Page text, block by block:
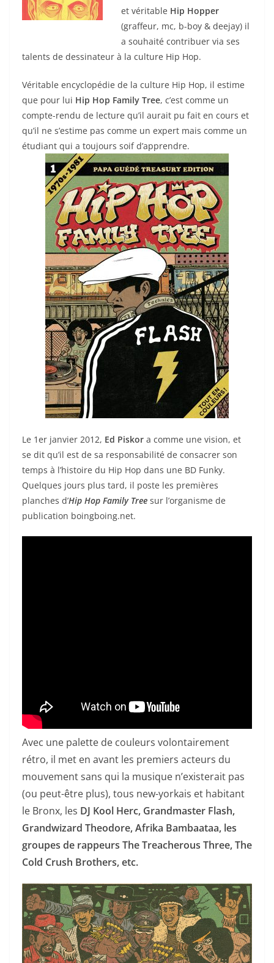
et véritable Hip Hopper
(graffeur, mc, b-boy & deejay) il
a souhaité contribuer via ses
talents de dessinateur à la culture Hip Hop.
Véritable encyclopédie de la culture Hip Hop, il estime
que pour lui Hip Hop Family Tree, c’est comme un
compte-rendu de lecture qu’il aurait pu fait en cours et
qu’il ne s’estime pas comme un expert mais comme un
étudiant qui a toujours soif d’apprendre.
Le 1er janvier 2012, Ed Piskor a comme une vision, et
se dit qu’il est de sa responsabilité de consacrer son
temps à l’histoire du Hip Hop dans une BD Funky.
Quelques jours plus tard, il poste les premières
planches d’Hip Hop Family Tree sur l’organisme de
publication boingboing.net.
Avec une palette de couleurs volontairement
rétro, il met en avant les premiers acteurs du
mouvement sans qui la musique n’existerait pas
(ou peut-être plus), tous new-yorkais et habitant
le Bronx, les DJ Kool Herc, Grandmaster Flash,
Grandwizard Theodore, Afrika Bambaataa, les
groupes de rappeurs The Treacherous Three, The
Cold Crush Brothers, etc.